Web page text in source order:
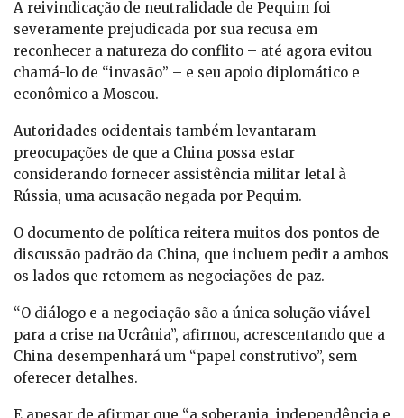
A reivindicação de neutralidade de Pequim foi
severamente prejudicada por sua recusa em
reconhecer a natureza do conflito – até agora evitou
chamá-lo de “invasão” – e seu apoio diplomático e
econômico a Moscou.
Autoridades ocidentais também levantaram
preocupações de que a China possa estar
considerando fornecer assistência militar letal à
Rússia, uma acusação negada por Pequim.
O documento de política reitera muitos dos pontos de
discussão padrão da China, que incluem pedir a ambos
os lados que retomem as negociações de paz.
“O diálogo e a negociação são a única solução viável
para a crise na Ucrânia”, afirmou, acrescentando que a
China desempenhará um “papel construtivo”, sem
oferecer detalhes.